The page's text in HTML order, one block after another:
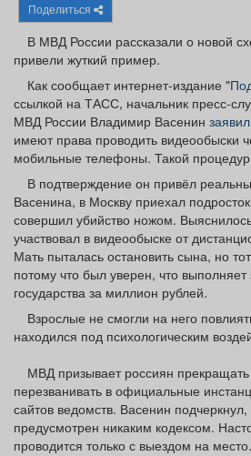
Афиша Обучение
Товары Поздравления
ТВ программа Я - пенсионер
Поделиться
В МВД России рассказали о новой
привели жуткий пример.
Как сообщает интернет-издание "
ссылкой на ТАСС, начальник пресс-
МВД России Владимир Васенин заявил
имеют права проводить видеообыски
мобильные телефоны. Такой
В подтверждение он привёл
Васенина, в Москву приехал
совершил убийство ножом.
участвовал в видеообыске от
Мать пыталась остановить сына, но
потому что был уверен, что
государства за миллион рублей.
Взрослые не смогли на него
находился под психологическим
МВД призывает россиян прекращать
перезванивать в официальные
сайтов ведомств. Васенин
предусмотрен никаким кодексом.
проводится только с выездом на место.